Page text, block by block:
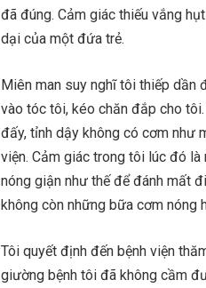
đã đúng. Cảm giác thiếu vắng
dại của một đứa trẻ.
Miên man suy nghĩ tôi thiếp dần
vào tóc tôi, kéo chăn đắp cho
đấy, tỉnh dậy không có cơm như
viện. Cảm giác trong tôi lúc đó
nóng giận như thế để đánh mất
không còn những bữa cơm nóng
Tôi quyết định đến bệnh viện
giường bệnh tôi đã không cầm